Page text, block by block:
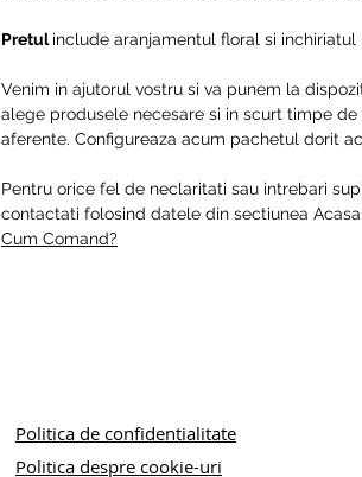
Pretulinclude aranjamentul floral si inchiriatul
Venim in ajutorul vostru si va punem la
alege produsele necesare si in scurt timpe
aferente. Configureaza acum pachetul dorit
Pentru orice fel de neclaritati sau intrebari
contactati folosind datele din sectiunea
Cum Comand?
Politica de confidentialitate
Politica despre cookie-uri